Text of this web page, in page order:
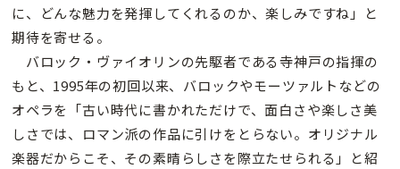
に、どんな魅力を発揮してくれるのか、楽しみですね」と
期待を寄せる。
バロック・ヴァイオリンの先駆者である寺神戸の指揮の
もと、1995年の初回以来、バロックやモーツァルトなどの
オペラを「古い時代に書かれただけで、面白さや楽しさ美
しさでは、ロマン派の作品に引けをとらない。オリジナル
楽器だからこそ、その素晴らしさを際立たせられる」と紹